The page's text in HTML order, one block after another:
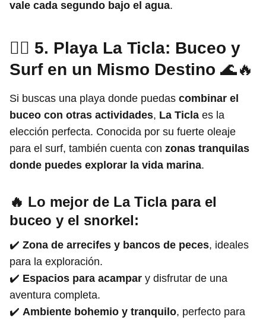
vale cada segundo bajo el agua.
🏄‍♂️ 5. Playa La Ticla: Buceo y
Surf en un Mismo Destino 🌊🔥
Si buscas una playa donde puedas combinar el
buceo con otras actividades, La Ticla es la
elección perfecta. Conocida por su fuerte oleaje
para el surf, también cuenta con zonas tranquilas
donde puedes explorar la vida marina.
🔥 Lo mejor de La Ticla para el
buceo y el snorkel:
✔️ Zona de arrecifes y bancos de peces, ideales
para la exploración.
✔️ Espacios para acampar y disfrutar de una
aventura completa.
✔️ Ambiente bohemio y tranquilo, perfecto para